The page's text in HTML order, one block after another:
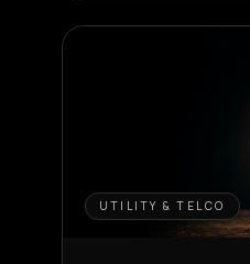
UTILITY & TELCO